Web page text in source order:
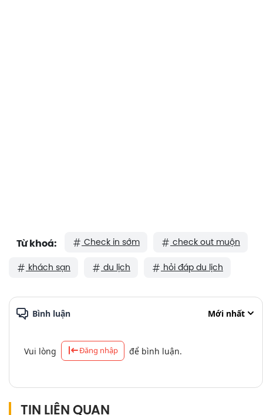
Từ khoá: Check in sớm check out muộn
khách sạn du lịch hỏi đáp du lịch
Bình luận Mới nhất
Vui lòng Đăng nhập để bình luận.
TIN LIÊN QUAN